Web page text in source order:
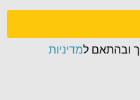
ובהתאם למדיניות